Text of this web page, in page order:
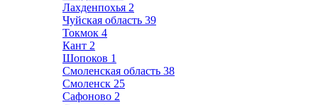
Лахденпохья 2
Чуйская область 39
Токмок 4
Кант 2
Шопоков 1
Смоленская область 38
Смоленск 25
Сафоново 2